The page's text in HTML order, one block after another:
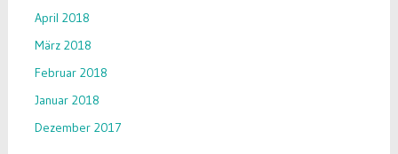
April 2018
März 2018
Februar 2018
Januar 2018
Dezember 2017